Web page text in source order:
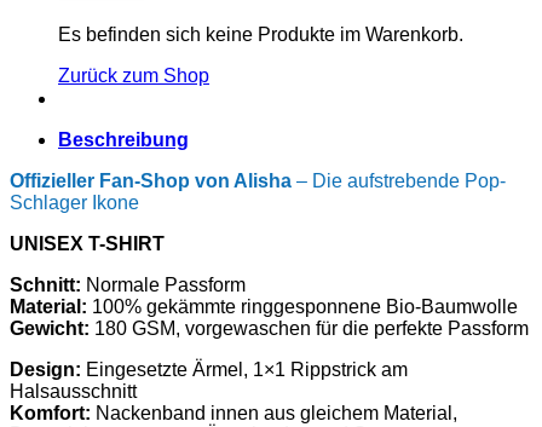
Es befinden sich keine Produkte im Warenkorb.
Zurück zum Shop
„Ich
Menschen“
Menge
Beschreibung
Offizieller Fan-Shop von Alisha – Die aufstrebende Pop-
Schlager Ikone
UNISEX T-SHIRT
Schnitt: Normale Passform
Material: 100% gekämmte ringgesponnene Bio-Baumwolle
Gewicht: 180 GSM, vorgewaschen für die perfekte Passform
Design: Eingesetzte Ärmel, 1×1 Rippstrick am
Halsausschnitt
Komfort: Nackenband innen aus gleichem Material,